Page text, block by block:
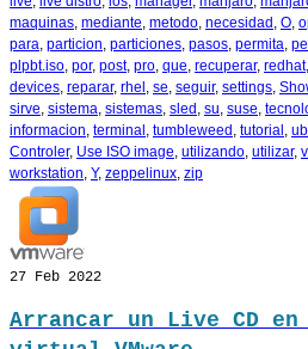
maquinas, mediante, metodo, necesidad , O,
para, particion, particiones, pasos, permita,
plpbt.iso, por, post, pro, que, recuperar, redhat,
devices, reparar, rhel , se, seguir, settings,
sirve, sistema, sistemas, sled , su, suse,
informacion, terminal , tumbleweed , tutorial ,
Controler, Use ISO image, utilizando, utilizar,
workstation, Y, zeppelinux, zip
27 Feb 2022
Arrancar un Live CD en